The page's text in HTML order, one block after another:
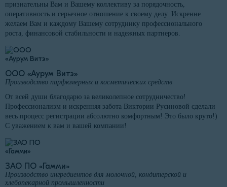
признательны Вам и Вашему коллективу за порядочность,
оперативность и серьезное отношение к своему делу. Искренне
желаем Вам и каждому Вашему сотруднику профессионального
роста, финансовой стабильности и надежных партнеров.
ООО «Аурум Витэ»
Производство парфюмерных и косметических средств
От всей души благодарю за великолепное сотрудничество!
Профессионализм и искренняя забота Виктории Русиновой сделали
весь процесс регистрации абсолютно комфортным! Это было круто!)
С уважением к вам и вашей компании!
ЗАО ПО «Гамми»
Производство ингредиентов для молочной, кондитерской и
хлебопекарной промышленности